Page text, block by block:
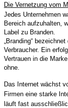
Die Vernetzung vom
Jedes Unternehmen
Bereich aufzuhalten,
Label zu Branden.
„Branding“
Verbraucher. Ein
Vertrauen in die
ohne.
Das Internet wächst
Firmen eine starke
läuft fast